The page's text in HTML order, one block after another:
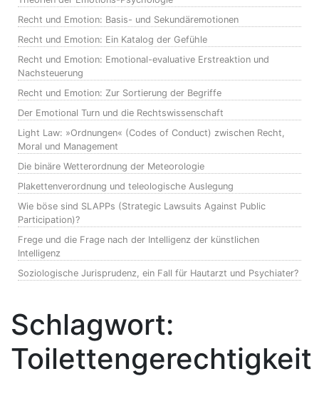
Recht und Emotion: Basis- und Sekundäremotionen
Recht und Emotion: Ein Katalog der Gefühle
Recht und Emotion: Emotional-evaluative Erstreaktion und
Nachsteuerung
Recht und Emotion: Zur Sortierung der Begriffe
Der Emotional Turn und die Rechtswissenschaft
Light Law: »Ordnungen« (Codes of Conduct) zwischen Recht,
Moral und Management
Die binäre Wetterordnung der Meteorologie
Plakettenverordnung und teleologische Auslegung
Wie böse sind SLAPPs (Strategic Lawsuits Against Public
Participation)?
Frege und die Frage nach der Intelligenz der künstlichen
Intelligenz
Soziologische Jurisprudenz, ein Fall für Hautarzt und Psychiater?
Schlagwort:
Toilettengerechtigkeit